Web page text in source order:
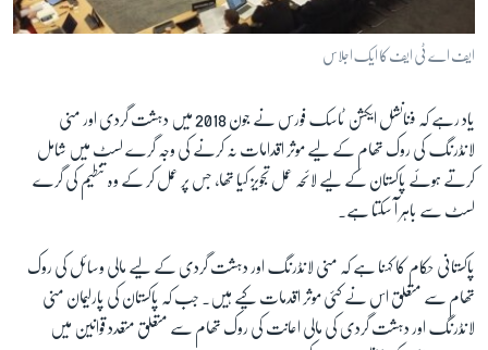
ایف اے ٹی ایف کا ایک اجلاس
یاد رہے کہ فنانشل ایکشن ٹاسک فورس نے جون 2018 میں دہشت گردی اور منی
لانڈرنگ کی روک تھام کے لیے موثر اقدامات نہ کرنے کی وجہ گرے لسٹ میں شامل
کرتے ہوئے پاکستان کے لیے لائحہ عمل تجویز کیا تھا، جس پر عمل کر کے وہ تنطیم کی گرے
لسٹ سے باہر آ سکتا ہے۔
پاکستانی حکام کا کہنا ہے کہ منی لانڈرنگ اور دہشت گردی کے لیے مالی وسائل کی روک
تھام سے متعلق اس نے کئی موثر اقدمات کیے ہیں۔ جب کہ پاکستان کی پارلیمان منی
لانڈرنگ اور دہشت گردی کی مالی اعانت کی روک تھام سے متعلق متعدد قوانین میں